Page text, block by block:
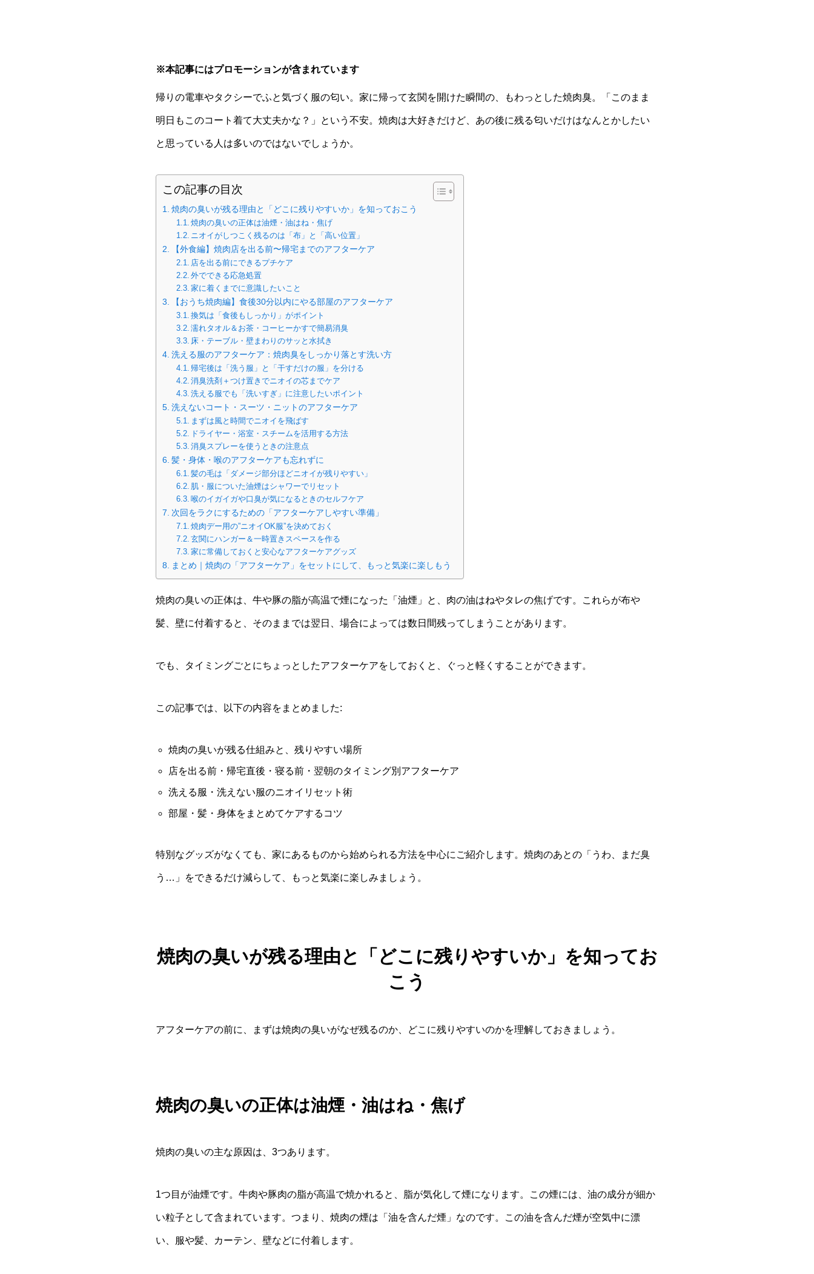
※本記事にはプロモーションが含まれています
帰りの電車やタクシーでふと気づく服の匂い。家に帰って玄関を開けた瞬間の、もわっとした焼肉臭。「このまま
明日もこのコート着て大丈夫かな？」という不安。焼肉は大好きだけど、あの後に残る匂いだけはなんとかしたい
と思っている人は多いのではないでしょうか。
この記事の目次
焼肉の臭いが残る理由と「どこに残りやすいか」を知っておこう
焼肉の臭いの正体は油煙・油はね・焦げ
ニオイがしつこく残るのは「布」と「高い位置」
【外食編】焼肉店を出る前〜帰宅までのアフターケア
店を出る前にできるプチケア
外でできる応急処置
家に着くまでに意識したいこと
【おうち焼肉編】食後30分以内にやる部屋のアフターケア
換気は「食後もしっかり」がポイント
濡れタオル＆お茶・コーヒーかすで簡易消臭
床・テーブル・壁まわりのサッと水拭き
洗える服のアフターケア：焼肉臭をしっかり落とす洗い方
帰宅後は「洗う服」と「干すだけの服」を分ける
消臭洗剤＋つけ置きでニオイの芯までケア
洗える服でも「洗いすぎ」に注意したいポイント
洗えないコート・スーツ・ニットのアフターケア
まずは風と時間でニオイを飛ばす
ドライヤー・浴室・スチームを活用する方法
消臭スプレーを使うときの注意点
髪・身体・喉のアフターケアも忘れずに
髪の毛は「ダメージ部分ほどニオイが残りやすい」
肌・服についた油煙はシャワーでリセット
喉のイガイガや口臭が気になるときのセルフケア
次回をラクにするための「アフターケアしやすい準備」
焼肉デー用の”ニオイOK服”を決めておく
玄関にハンガー＆一時置きスペースを作る
家に常備しておくと安心なアフターケアグッズ
まとめ｜焼肉の「アフターケア」をセットにして、もっと気楽に楽しもう
焼肉の臭いの正体は、牛や豚の脂が高温で煙になった「油煙」と、肉の油はねやタレの焦げです。これらが布や
髪、壁に付着すると、そのままでは翌日、場合によっては数日間残ってしまうことがあります。
でも、タイミングごとにちょっとしたアフターケアをしておくと、ぐっと軽くすることができます。
この記事では、以下の内容をまとめました:
焼肉の臭いが残る仕組みと、残りやすい場所
店を出る前・帰宅直後・寝る前・翌朝のタイミング別アフターケア
洗える服・洗えない服のニオイリセット術
部屋・髪・身体をまとめてケアするコツ
特別なグッズがなくても、家にあるものから始められる方法を中心にご紹介します。焼肉のあとの「うわ、まだ臭
う…」をできるだけ減らして、もっと気楽に楽しみましょう。
焼肉の臭いが残る理由と「どこに残りやすいか」を知ってお
こう
アフターケアの前に、まずは焼肉の臭いがなぜ残るのか、どこに残りやすいのかを理解しておきましょう。
焼肉の臭いの正体は油煙・油はね・焦げ
焼肉の臭いの主な原因は、3つあります。
1つ目が油煙です。牛肉や豚肉の脂が高温で焼かれると、脂が気化して煙になります。この煙には、油の成分が細か
い粒子として含まれています。つまり、焼肉の煙は「油を含んだ煙」なのです。この油を含んだ煙が空気中に漂
い、服や髪、カーテン、壁などに付着します。